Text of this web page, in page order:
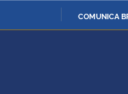
COMUNICA
da Defesa